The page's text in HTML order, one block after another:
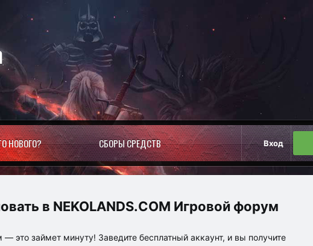
НОВОГО? СБОРЫ СРЕДСТВ Вход
NEKOLANDS.COM Игровой форум
это займет минуту! Заведите бесплатный аккаунт, и вы получите